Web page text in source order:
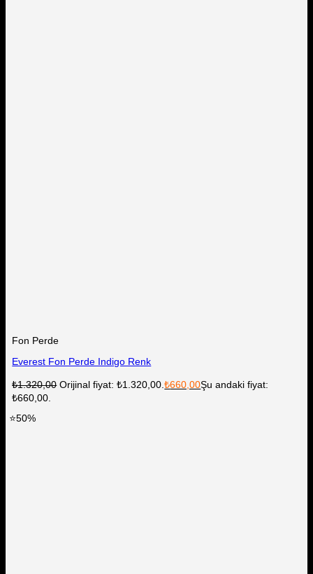
Fon Perde
Everest Fon Perde Indigo Renk
₺1.320,00 Orijinal fiyat: ₺1.320,00.₺660,00Şu andaki fiyat:
₺660,00.
⭐50%